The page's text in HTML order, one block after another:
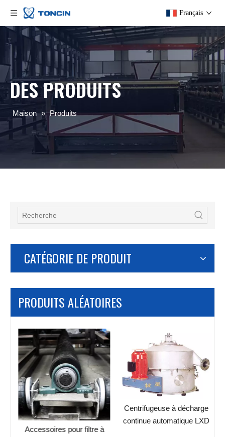
Français
DES PRODUITS
Maison » Produits
CATÉGORIE DE PRODUIT
PRODUITS ALÉATOIRES
Accessoires pour filtre à
Centrifugeuse à décharge
continue automatique LXD